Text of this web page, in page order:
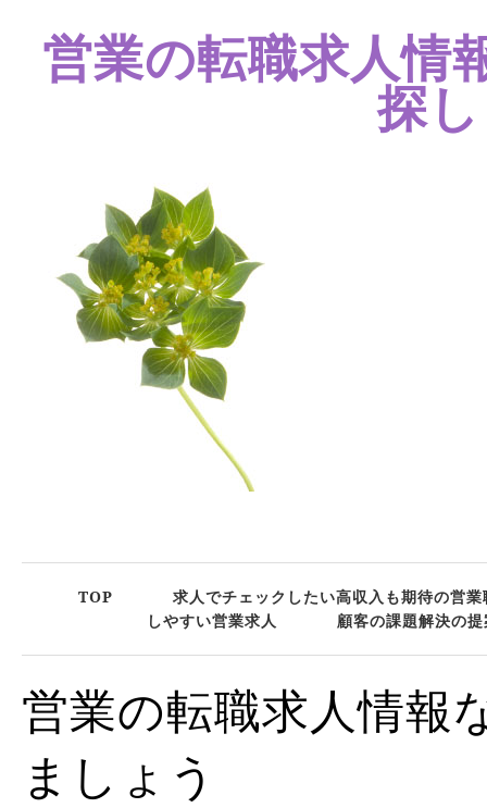
営業の転職求人情
探
TOP
求人でチェックしたい高収入も期待の営業
しやすい営業求人
顧客の課題解決の
営業の転職求人情報
ましょう